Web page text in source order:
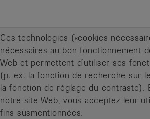
Ces technologies («cookies
nécessaires au bon fonctionnement
Web et permettent d’utiliser ses
(p. ex. la fonction de recherche sur
la fonction de réglage du contraste).
notre site Web, vous acceptez leur
fins susmentionnées.